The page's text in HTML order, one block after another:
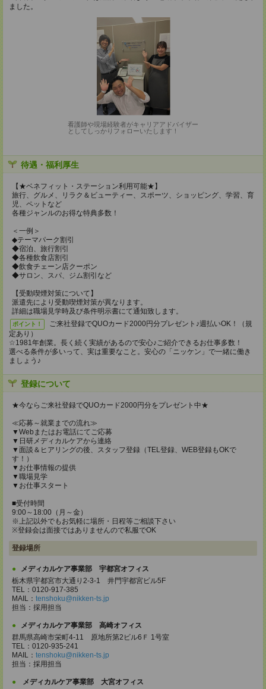
ました。
看護師や現場経験者がキャリアアドバイザー
としてしっかりフォローいたします！
待遇・福利厚生
【★ベネフィット・ステーション利用可能★】
旅行、グルメ、リラク＆ビューティー、スポーツ、ショッピング、学習、育
児、ペットなど
各種ジャンルのお得な特典多数！
＜一例＞
◆テーマパーク割引
◆宿泊、旅行割引
◆各種飲食店割引
◆飲食チェーン店クーポン
◆サロン、スパ、ジム割引など
【受動喫煙対策について】
派遣先により受動喫煙対策が異なります。
詳細は職場見学時及び条件明示書にて通知致します。
ポイント！
ご来社登録でQUOカード2000円分プレゼント♪週払いOK！（規
定あり）
☆1981年創業。長く続く実績があるので安心♪ご紹介できるお仕事多数！
選べる条件が多いって、実は重要なこと。安心の「ニッケン」で一緒に働き
ましょう♪
登録について
★今ならご来社登録でQUOカード2000円分をプレゼント中★
≪応募～就業までの流れ≫
▼Webまたはお電話にてご応募
▼日研メディカルケアから連絡
▼面談＆ヒアリングの後、スタッフ登録（TEL登録、WEB登録もOKで
す！）
▼お仕事情報の提供
▼職場見学
▼お仕事スタート
■受付時間
9:00～18:00（月～金）
※上記以外でもお気軽に場所・日程等ご相談下さい
※登録会は面接ではありませんので私服でOK
登録場所
メディカルケア事業部 宇都宮オフィス
栃木県宇都宮市大通り2-3-1 井門宇都宮ビル5F
TEL：0120-917-385
MAIL： tenshoku@nikken-ts.jp
担当：採用担当
メディカルケア事業部 高崎オフィス
群馬県高崎市栄町4-11 原地所第2ビル6Ｆ 1号室
TEL：0120-935-241
MAIL： tenshoku@nikken-ts.jp
担当：採用担当
メディカルケア事業部 大宮オフィス